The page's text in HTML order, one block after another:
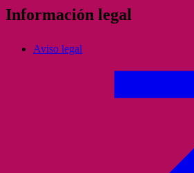
Información legal
Aviso legal